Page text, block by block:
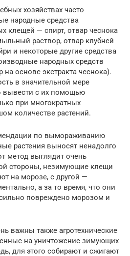
хозяйствах часто
народные средства
клещей — спирт, отвар чеснока
раствор, отвар клубней
и некоторые другие средства
народных средств
основе экстракта чеснока).
в значительной мере
вывести с их помощью
при многократных
количестве растений.
по вымораживанию
растения выносят ненадолго
метод выглядит очень
стороны, незимующие клещи
на морозе, с другой —
а за то время, что они
повреждено морозом и
важны также агротехнические
на уничтожение зимующих
для этого собирают и сжигают